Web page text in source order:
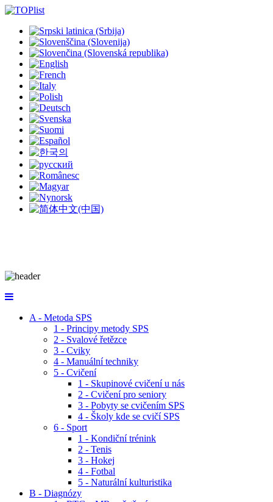
A - Metoda SPS
1 - Principy metody SPS
2 - Svalové řetězce
3 - Cviky
4 - Manuální techniky
5 - Cvičení
1 - Skupinové cvičení u nás
2 - Cvičení pro seniory
3 - Pobyty se cvičením SPS
4 - Školy kde se cvičí SPS
6 - Sport
1 - Kondiční trénink
2 - Tenis
3 - Hokej
4 - Fotbal
5 - Naturální kulturistika
B - Diagnózy